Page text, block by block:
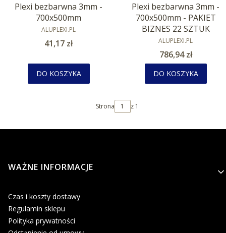
Plexi bezbarwna 3mm -
700x500mm
PRODUCENT
ALUPLEXI.PL
Cena
41,17 zł
DO KOSZYKA
Plexi bezbarwna 3mm -
700x500mm - PAKIET
BIZNES 22 SZTUK
PRODUCENT
ALUPLEXI.PL
Cena
786,94 zł
DO KOSZYKA
Strona z 1
Linki w stopce
WAŻNE INFORMACJE
Czas i koszty dostawy
Regulamin sklepu
Polityka prywatności